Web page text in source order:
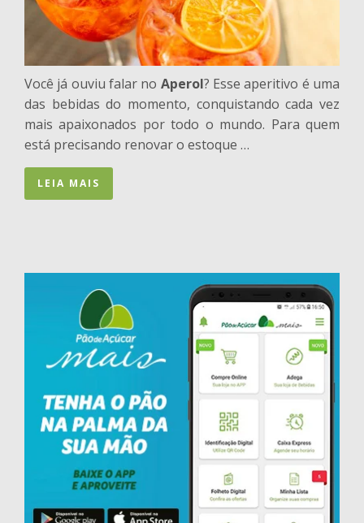
Você já ouviu falar no Aperol? Esse aperitivo é uma
das bebidas do momento, conquistando cada vez
mais apaixonados por todo o mundo. Para quem
está precisando renovar o estoque …
LEIA MAIS